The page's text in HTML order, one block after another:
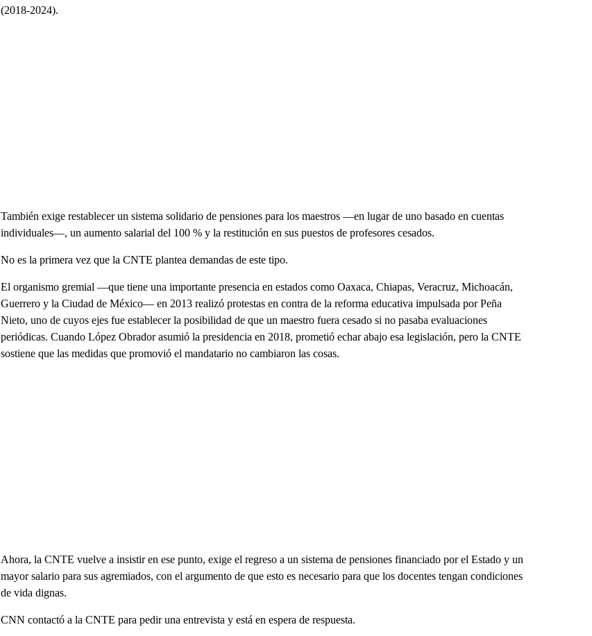
(2018-2024).
También exige restablecer un sistema solidario de pensiones para los maestros —en lugar de uno basado en cuentas
individuales—, un aumento salarial del 100 % y la restitución en sus puestos de profesores cesados.
No es la primera vez que la CNTE plantea demandas de este tipo.
El organismo gremial —que tiene una importante presencia en estados como Oaxaca, Chiapas, Veracruz, Michoacán,
Guerrero y la Ciudad de México— en 2013 realizó protestas en contra de la reforma educativa impulsada por Peña
Nieto, uno de cuyos ejes fue establecer la posibilidad de que un maestro fuera cesado si no pasaba evaluaciones
periódicas. Cuando López Obrador asumió la presidencia en 2018, prometió echar abajo esa legislación, pero la CNTE
sostiene que las medidas que promovió el mandatario no cambiaron las cosas.
Ahora, la CNTE vuelve a insistir en ese punto, exige el regreso a un sistema de pensiones financiado por el Estado y un
mayor salario para sus agremiados, con el argumento de que esto es necesario para que los docentes tengan condiciones
de vida dignas.
CNN contactó a la CNTE para pedir una entrevista y está en espera de respuesta.